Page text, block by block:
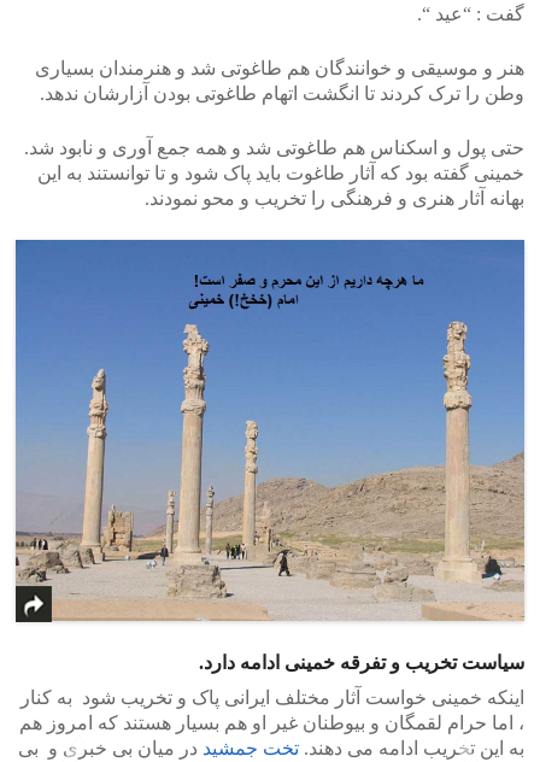
گفت : “عید “.
هنر و موسیقی و خوانندگان هم طاغوتی شد و هنرمندان بسیاری
وطن را ترک کردند تا انگشت اتهام طاغوتی بودن آزارشان ندهد.
حتی پول و اسکناس هم طاغوتی شد و همه جمع آوری و نابود شد.
خمینی گفته بود که آثار طاغوت باید پاک شود و تا توانستند به این
بهانه آثار هنری و فرهنگی را تخریب و محو نمودند.
سیاست تخریب و تفرقه خمینی ادامه دارد.
اینکه خمینی خواست آثار مختلف ایرانی پاک و تخریب شود به کنار
، اما حرام لقمگان و بیوطنان غیر او هم بسیار هستند که امروز هم
به این تخریب ادامه می دهند. تخت جمشید در میان بی خبری و بی